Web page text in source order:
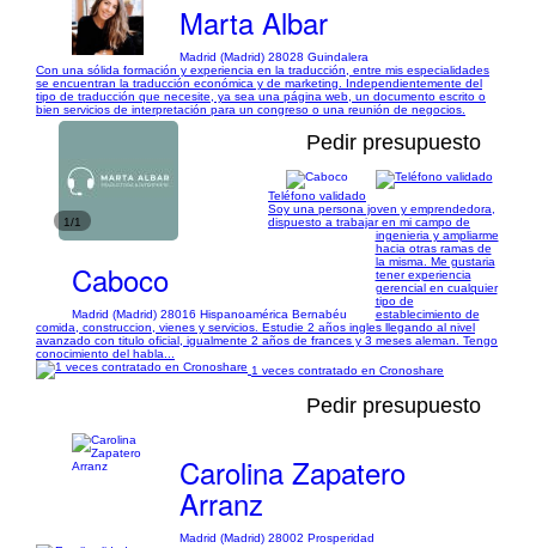
Marta Albar
Madrid (Madrid) 28028 Guindalera
Con una sólida formación y experiencia en la traducción, entre mis especialidades
se encuentran la traducción económica y de marketing. Independientemente del
tipo de traducción que necesite, ya sea una página web, un documento escrito o
bien servicios de interpretación para un congreso o una reunión de negocios.
1/1
Pedir presupuesto
Caboco
Madrid (Madrid) 28016 Hispanoamérica Bernabéu
Teléfono validado
Soy una persona joven y emprendedora,
dispuesto a trabajar en mi campo de
ingenieria y ampliarme
hacia otras ramas de
la misma. Me gustaria
tener experiencia
gerencial en cualquier
tipo de
establecimiento de
comida, construccion, vienes y servicios. Estudie 2 años ingles llegando al nivel
avanzado con titulo oficial, igualmente 2 años de frances y 3 meses aleman. Tengo
conocimiento del habla...
1 veces contratado en Cronoshare
Pedir presupuesto
Carolina Zapatero
Arranz
Madrid (Madrid) 28002 Prosperidad